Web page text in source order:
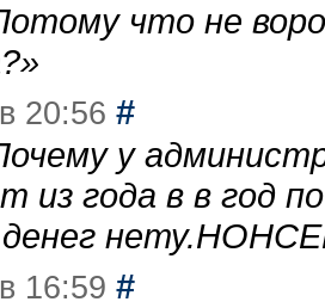
что не
»
20:56 #
у
из года в в год
денег
16:59 #